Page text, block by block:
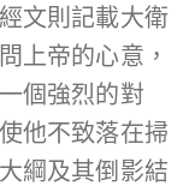
文則記載大衛
上帝的心意，
個強烈的對
他不致落在掃
綱及其倒影結